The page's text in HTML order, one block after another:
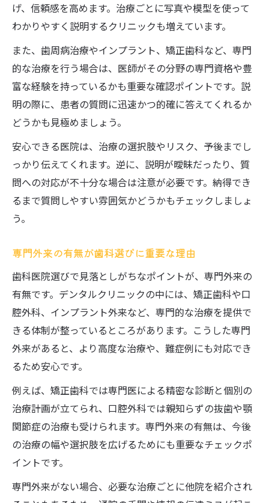
げ、信頼感を高めます。治療ごとに写真や模型を使って
わかりやすく説明するクリニックも増えています。
また、歯周病治療やインプラント、矯正歯科など、専門
的な治療を行う場合は、医師がその分野の専門資格や豊
富な経験を持っているかも重要な確認ポイントです。説
明の際に、患者の質問に迅速かつ的確に答えてくれるか
どうかも見極めましょう。
安心できる医院は、治療の選択肢やリスク、予後までし
っかり伝えてくれます。逆に、説明が曖昧だったり、質
問への対応が不十分な場合は注意が必要です。納得でき
るまで質問しやすい雰囲気かどうかもチェックしましょ
う。
専門外来の有無が歯科選びに重要な理由
歯科医院選びで見落としがちなポイントが、専門外来の
有無です。デンタルクリニックの中には、矯正歯科や口
腔外科、インプラント外来など、専門的な治療を提供で
きる体制が整っているところがあります。こうした専門
外来があると、より高度な治療や、難症例にも対応でき
るため安心です。
例えば、矯正歯科では専門医による精密な診断と個別の
治療計画が立てられ、口腔外科では親知らずの抜歯や顎
関節症の治療も受けられます。専門外来の有無は、今後
の治療の幅や選択肢を広げるためにも重要なチェックポ
イントです。
専門外来がない場合、必要な治療ごとに他院を紹介され